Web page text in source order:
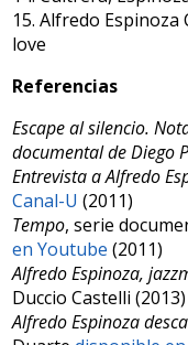
15. Alfredo
love
Referencias
Escape al silencio.
documental de Diego
Entrevista a Alfredo
Canal-U (2011)
Tempo, serie
en Youtube (2011)
Alfredo Espinoza,
Duccio Castelli (2013)
Alfredo Espinoza